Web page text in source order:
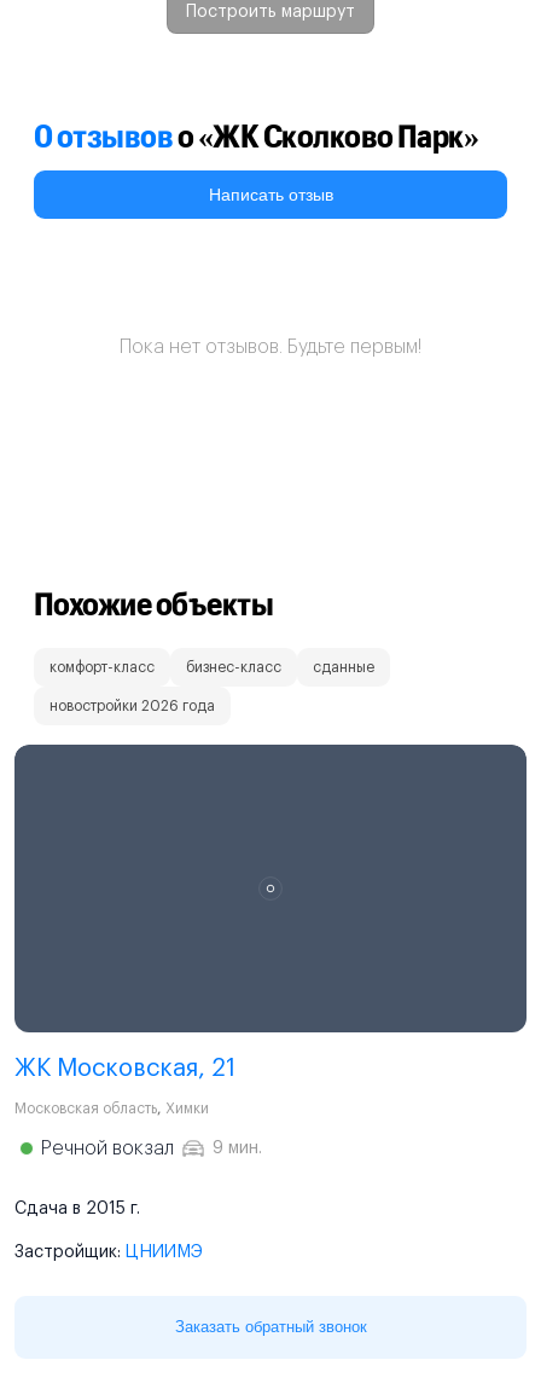
Построить маршрут
0 отзывово «ЖК Сколково Парк»
Написать отзыв
Пока нет отзывов. Будьте первым!
Похожие объекты
комфорт-класс бизнес-класс сданные
новостройки 2026 года
ЖК Московская, 21
Московская область, Химки
Речной вокзал 9 мин.
Сдача в 2015 г.
Застройщик: ЦНИИМЭ
Заказать обратный звонок